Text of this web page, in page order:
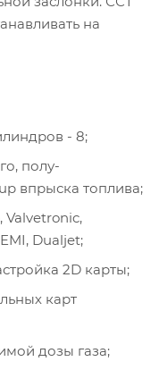
на
- 8;
полу-
впрыска топлива;
Valvetronic,
Dualjet;
2D карты;
карт
дозы газа;